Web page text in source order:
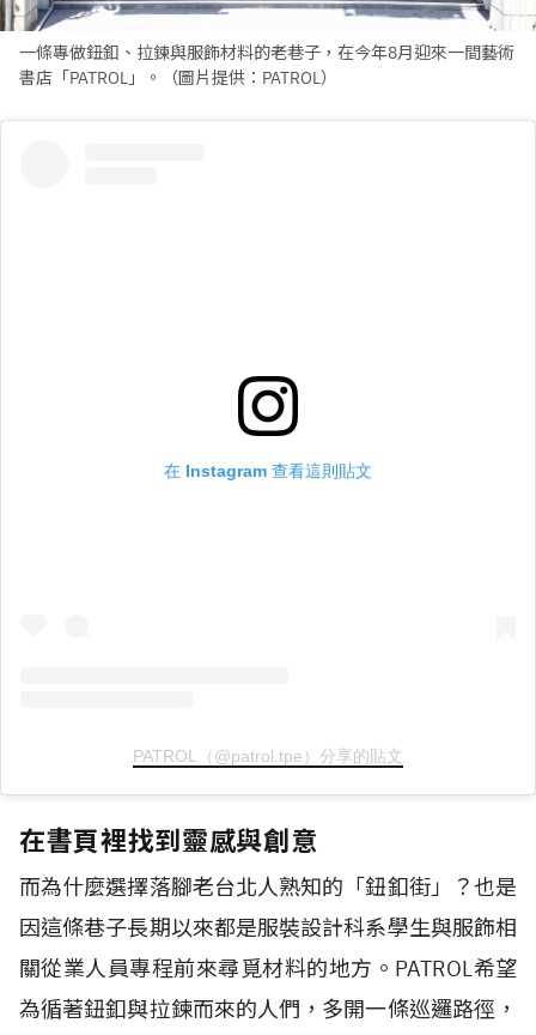
一條專做鈕釦、拉鍊與服飾材料的老巷子，在今年8月迎來一間藝術
書店「PATROL」。（圖片提供：PATROL）
在 Instagram 查看這則貼文
PATROL（@patrol.tpe）分享的貼文
在書頁裡找到靈感與創意
而為什麼選擇落腳老台北人熟知的「鈕釦街」？也是
因這條巷子長期以來都是服裝設計科系學生與服飾相
關從業人員專程前來尋覓材料的地方。PATROL希望
為循著鈕釦與拉鍊而來的人們，多開一條巡邏路徑，